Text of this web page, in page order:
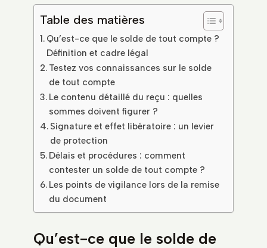
Table des matières
Qu’est-ce que le solde de tout compte ?
Définition et cadre légal
Testez vos connaissances sur le solde
de tout compte
Le contenu détaillé du reçu : quelles
sommes doivent figurer ?
Signature et effet libératoire : un levier
de protection
Délais et procédures : comment
contester un solde de tout compte ?
Les points de vigilance lors de la remise
du document
Qu’est-ce que le solde de